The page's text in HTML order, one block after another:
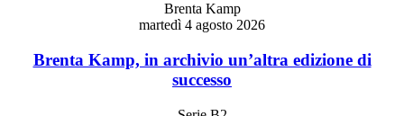
Brenta Kamp
martedì 4 agosto 2026
Brenta Kamp, in archivio un’altra edizione di
successo